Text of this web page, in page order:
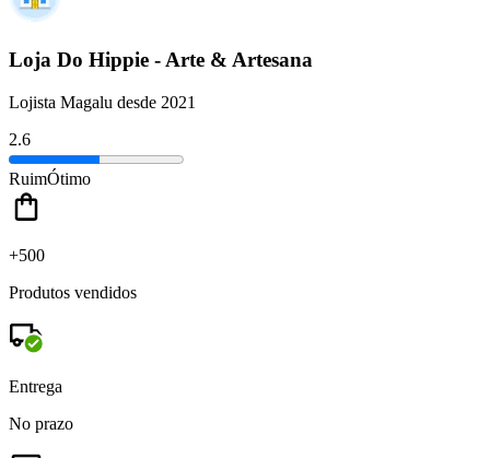
Loja Do Hippie - Arte & Artesana
Lojista Magalu desde 2021
2.6
RuimÓtimo
+500
Produtos vendidos
Entrega
No prazo